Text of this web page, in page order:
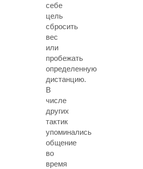
себе
цель
сбросить
вес
или
пробежать
определенную
дистанцию.
В
числе
других
тактик
упоминались
общение
во
время